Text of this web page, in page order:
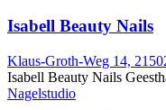
Isabell Beauty Nails
Klaus-Groth-Weg 14,
Isabell Beauty Nails
Nagelstudio